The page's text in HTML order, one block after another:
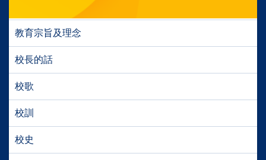
教育宗旨及理念
校長的話
校歌
校訓
校史